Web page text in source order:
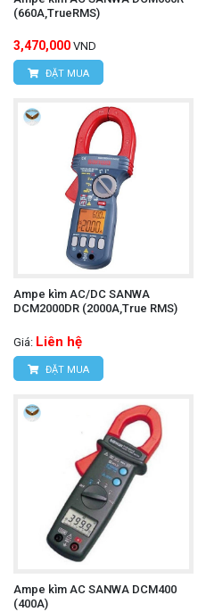
(660A,TrueRMS)
3,470,000 VND
ĐẶT MUA
Ampe kìm AC/DC SANWA
DCM2000DR (2000A,True RMS)
Giá: Liên hệ
ĐẶT MUA
Ampe kìm AC SANWA DCM400
(400A)